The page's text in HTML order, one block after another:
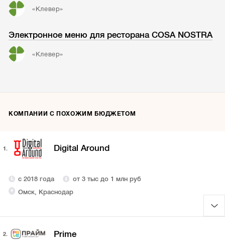
«Клевер»
Электронное меню для ресторана COSA NOSTRA
«Клевер»
КОМПАНИИ С ПОХОЖИМ БЮДЖЕТОМ
1. Digital Around
с 2018 года
от 3 тыс до 1 млн руб
Омск, Краснодар
2. Prime